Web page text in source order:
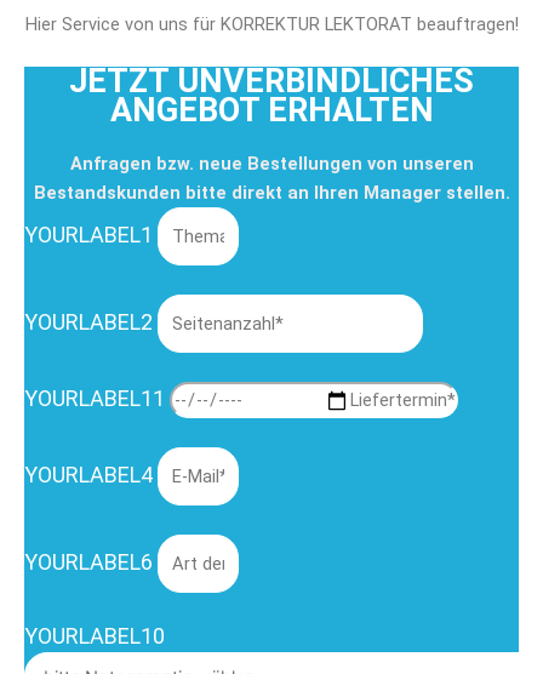
Hier Service von uns für KORREKTUR LEKTORAT beauftragen!
JETZT UNVERBINDLICHES
ANGEBOT ERHALTEN
Anfragen bzw. neue Bestellungen von unseren
Bestandskunden bitte direkt an Ihren Manager stellen.
YOURLABEL1
YOURLABEL2
YOURLABEL11
YOURLABEL4
YOURLABEL6
YOURLABEL10